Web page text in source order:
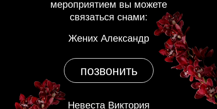
мероприятием вы можете
связаться снами:
Жених Александр
Невеста Виктория
позвонить